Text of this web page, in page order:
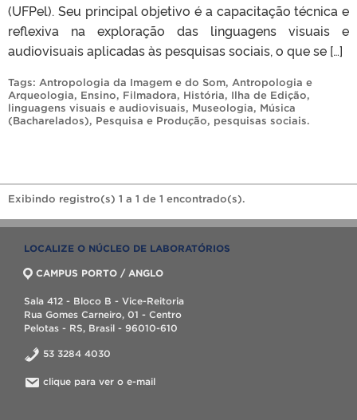
(UFPel). Seu principal objetivo é a capacitação técnica e
reflexiva na exploração das linguagens visuais e
audiovisuais aplicadas às pesquisas sociais, o que se […]
Tags: Antropologia da Imagem e do Som, Antropologia e
Arqueologia, Ensino, Filmadora, História, Ilha de Edição,
linguagens visuais e audiovisuais, Museologia, Música
(Bacharelados), Pesquisa e Produção, pesquisas sociais.
Exibindo registro(s) 1 a 1 de 1 encontrado(s).
LOCALIZE O NÚCLEO DE LABORATÓRIOS
CAMPUS PORTO / ANGLO
Sala 412 - Bloco B - Vice-Reitoria
Rua Gomes Carneiro, 01 - Centro
Pelotas - RS, Brasil - 96010-610
53 3284 4030
clique para ver o e-mail